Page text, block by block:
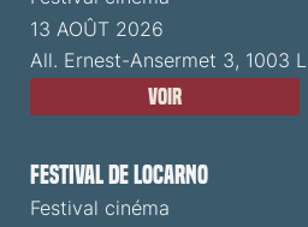
13 AOÛT 2026
All. Ernest-Ansermet 3, 1003
Voir
Festival de Locarno
Festival cinéma